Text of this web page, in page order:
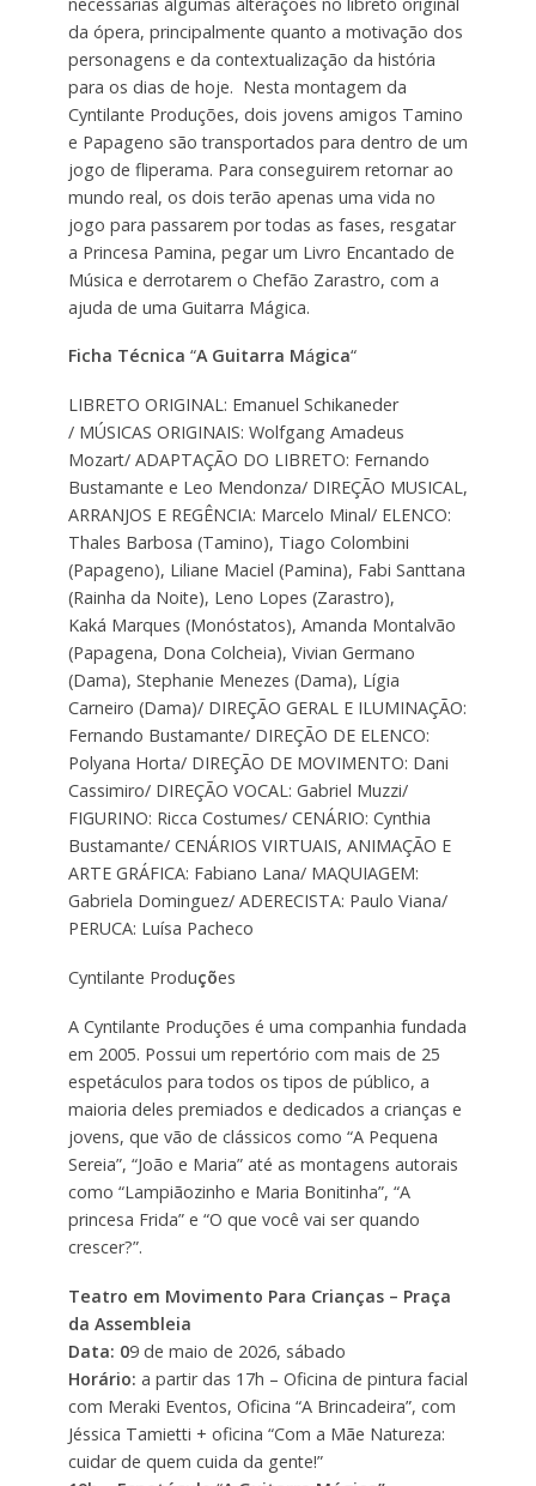
da ópera, principalmente quanto a motivação dos
personagens e da contextualização da história
para os dias de hoje. Nesta montagem da
Cyntilante Produções, dois jovens amigos Tamino
e Papageno são transportados para dentro de um
jogo de fliperama. Para conseguirem retornar ao
mundo real, os dois terão apenas uma vida no
jogo para passarem por todas as fases, resgatar
a Princesa Pamina, pegar um Livro Encantado de
Música e derrotarem o Chefão Zarastro, com a
ajuda de uma Guitarra Mágica.
Ficha Técnica “A Guitarra Mágica“
LIBRETO ORIGINAL: Emanuel Schikaneder
/ MÚSICAS ORIGINAIS: Wolfgang Amadeus
Mozart/ ADAPTAÇÃO DO LIBRETO: Fernando
Bustamante e Leo Mendonza/ DIREÇÃO MUSICAL,
ARRANJOS E REGÊNCIA: Marcelo Minal/ ELENCO:
Thales Barbosa (Tamino), Tiago Colombini
(Papageno), Liliane Maciel (Pamina), Fabi Santtana
(Rainha da Noite), Leno Lopes (Zarastro),
Kaká Marques (Monóstatos), Amanda Montalvão
(Papagena, Dona Colcheia), Vivian Germano
(Dama), Stephanie Menezes (Dama), Lígia
Carneiro (Dama)/ DIREÇÃO GERAL E ILUMINAÇÃO:
Fernando Bustamante/ DIREÇÃO DE ELENCO:
Polyana Horta/ DIREÇÃO DE MOVIMENTO: Dani
Cassimiro/ DIREÇÃO VOCAL: Gabriel Muzzi/
FIGURINO: Ricca Costumes/ CENÁRIO: Cynthia
Bustamante/ CENÁRIOS VIRTUAIS, ANIMAÇÃO E
ARTE GRÁFICA: Fabiano Lana/ MAQUIAGEM:
Gabriela Dominguez/ ADERECISTA: Paulo Viana/
PERUCA: Luísa Pacheco
Cyntilante Produções
A Cyntilante Produções é uma companhia fundada
em 2005. Possui um repertório com mais de 25
espetáculos para todos os tipos de público, a
maioria deles premiados e dedicados a crianças e
jovens, que vão de clássicos como “A Pequena
Sereia”, “João e Maria” até as montagens autorais
como “Lampiãozinho e Maria Bonitinha”, “A
princesa Frida” e “O que você vai ser quando
crescer?”.
Teatro em Movimento Para Crianças – Praça
da Assembleia
Data: 09 de maio de 2026, sábado
Horário: a partir das 17h – Oficina de pintura facial
com Meraki Eventos, Oficina “A Brincadeira”, com
Jéssica Tamietti + oficina “Com a Mãe Natureza:
cuidar de quem cuida da gente!”